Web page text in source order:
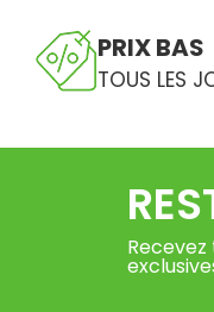
PRIX BAS
TOUS LES